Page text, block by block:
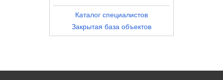
Каталог специалистов
Закрытая база объектов